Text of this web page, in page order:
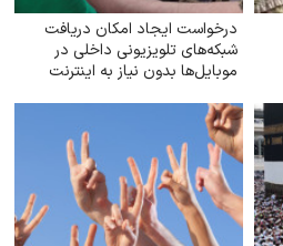
درخواست ایجاد امکان دریافت
شبکه‌های تلویزیونی داخلی در
موبایل‌ها بدون نیاز به اینترنت